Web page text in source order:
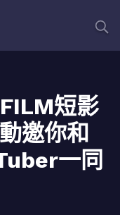
短影
邀你和
一同